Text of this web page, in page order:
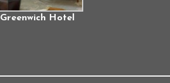
Greenwich Hotel